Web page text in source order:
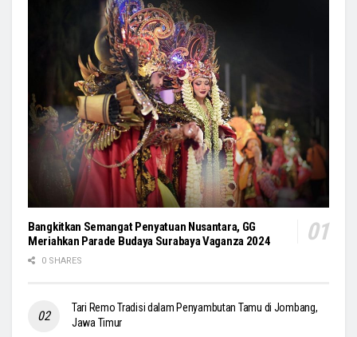
Bangkitkan Semangat Penyatuan Nusantara, GG
Meriahkan Parade Budaya Surabaya Vaganza 2024
0 SHARES
Tari Remo Tradisi dalam Penyambutan Tamu di Jombang,
Jawa Timur